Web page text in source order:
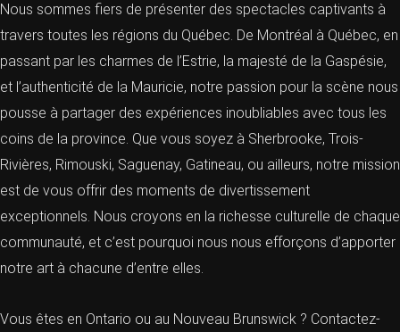
Nous sommes fiers de présenter des spectacles captivants à
travers toutes les régions du Québec. De Montréal à Québec, en
passant par les charmes de l’Estrie, la majesté de la Gaspésie,
et l’authenticité de la Mauricie, notre passion pour la scène nous
pousse à partager des expériences inoubliables avec tous les
coins de la province. Que vous soyez à Sherbrooke, Trois-
Rivières, Rimouski, Saguenay, Gatineau, ou ailleurs, notre mission
est de vous offrir des moments de divertissement
exceptionnels. Nous croyons en la richesse culturelle de chaque
communauté, et c’est pourquoi nous nous efforçons d’apporter
notre art à chacune d’entre elles.
Vous êtes en Ontario ou au Nouveau Brunswick ? Contactez-